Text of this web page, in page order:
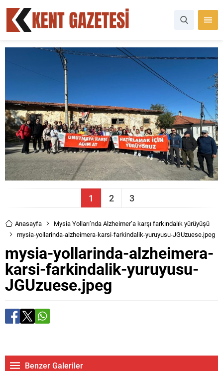
1 2 3
Anasayfa
Mysia Yolları’nda Alzheimer’a karşı farkındalık yürüyüşü
mysia-yollarinda-alzheimera-karsi-farkindalik-yuruyusu-JGUzuese.jpeg
mysia-yollarinda-alzheimera-
karsi-farkindalik-yuruyusu-
JGUzuese.jpeg
Benzer Galeriler